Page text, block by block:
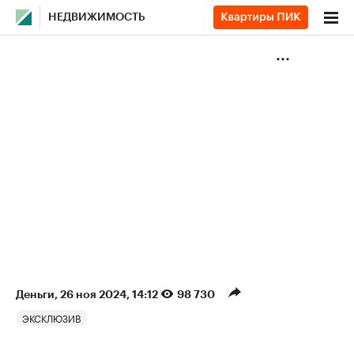
НЕДВИЖИМОСТЬ
Деньги⁠, 26 ноя 2024, 14:12 98 730
ЭКСКЛЮЗИВ